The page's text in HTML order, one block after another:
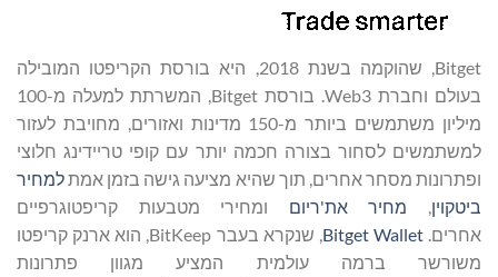
Bitget, שהוקמה בשנת 2018, היא בורסת הקריפטו המובילה
בעולם וחברת Web3. בורסת Bitget, המשרתת למעלה מ-100
מיליון משתמשים ביותר מ-150 מדינות ואזורים, מחויבת לעזור
למשתמשים לסחור בצורה חכמה יותר עם קופי טריידינג חלוצי
ופתרונות מסחר אחרים, תוך שהיא מציעה גישה בזמן אמתלמחיר
ביטקוין
מחיר את'ריום ומחירי מטבעות קריפטוגרפיים
אחרים.Bitget Wallet
, שנקרא בעבר BitKeep, הוא ארנק קריפטו
משורשר ברמה עולמית המציע מגוון פתרונות